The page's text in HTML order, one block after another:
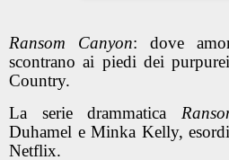
Ransom Canyon: dove
scontrano ai piedi dei
Country.
La serie drammatica
Duhamel e Minka Kelly,
Netflix.